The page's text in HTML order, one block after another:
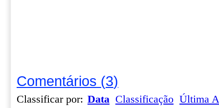
Comentários (3)
Classificar por: Data Classificação Última